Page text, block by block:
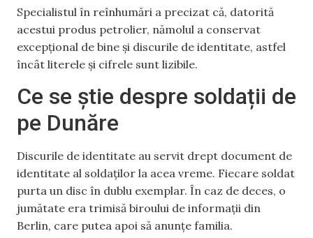
Specialistul în reînhumări a precizat că, datorită
acestui produs petrolier, nămolul a conservat
excepțional de bine și discurile de identitate, astfel
încât literele și cifrele sunt lizibile.
Ce se știe despre soldații de
pe Dunăre
Discurile de identitate au servit drept document de
identitate al soldaților la acea vreme. Fiecare soldat
purta un disc în dublu exemplar. În caz de deces, o
jumătate era trimisă biroului de informații din
Berlin, care putea apoi să anunțe familia.